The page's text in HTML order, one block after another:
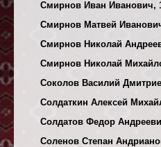
Смирнов Иван Иванович,
Смирнов Матвей
Смирнов Николай
Смирнов Николай
Соколов Василий
Солдаткин Алексей
Солдатов Федор
Соленов Степан